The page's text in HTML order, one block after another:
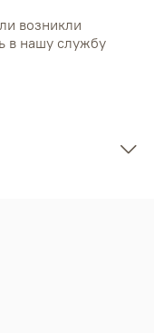
возникли
в нашу службу